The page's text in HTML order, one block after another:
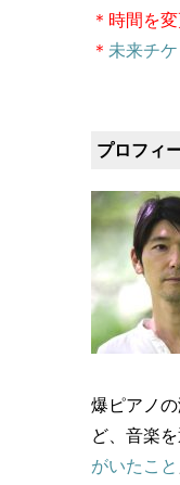
＊時間を
＊ 未来チケ
プロフィ
爆ピアノ
ど、音楽
がいたこと